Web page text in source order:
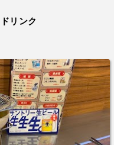
リンク